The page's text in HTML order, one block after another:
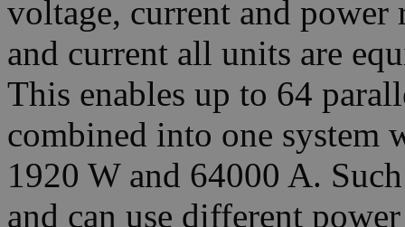
voltage, current and power
and current all units are
This enables up to 64
combined into one system
1920 W and 64000 A.
and can use different